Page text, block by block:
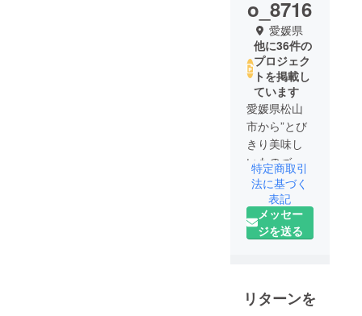
o_8716
愛媛県
他に36件の
プロジェク
トを掲載し
ています
愛媛県松山
市から”とび
きり美味し
いものづく
り”を経営理
念として、
活動をして
います。
んで美味し
特定商取引
法に基づく
表記
メッセー
ジを送る
リターンを